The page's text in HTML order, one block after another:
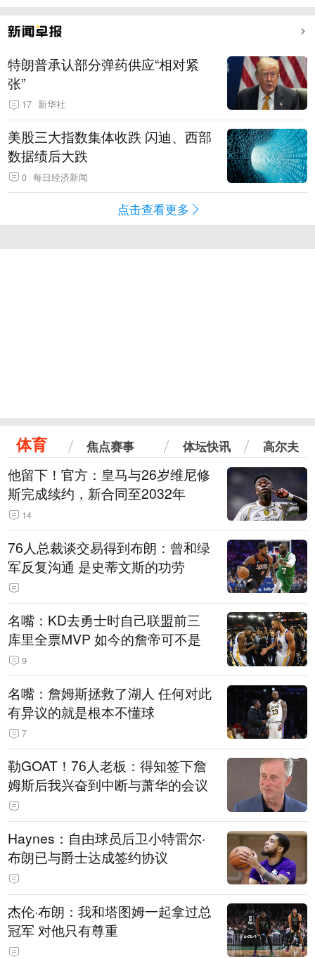
特朗普承认部分弹药供应“相对紧
张”
17 新华社
美股三大指数集体收跌 闪迪、西部
数据绩后大跌
0 每日经济新闻
点击查看更多
体育 焦点赛事 体坛快讯 高尔夫
他留下！官方：皇马与26岁维尼修
斯完成续约，新合同至2032年
14
76人总裁谈交易得到布朗：曾和绿
军反复沟通 是史蒂文斯的功劳
名嘴：KD去勇士时自己联盟前三
库里全票MVP 如今的詹帝可不是
9
名嘴：詹姆斯拯救了湖人 任何对此
有异议的就是根本不懂球
7
勒GOAT！76人老板：得知签下詹
姆斯后我兴奋到中断与萧华的会议
Haynes：自由球员后卫小特雷尔·
布朗已与爵士达成签约协议
杰伦·布朗：我和塔图姆一起拿过总
冠军 对他只有尊重